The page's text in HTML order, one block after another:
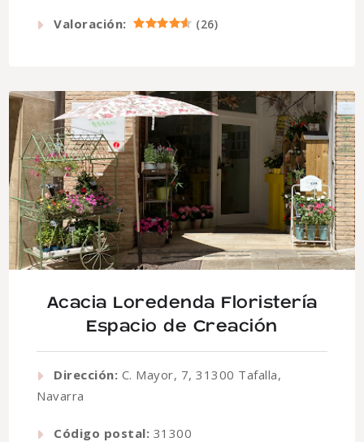
Valoración: (26)
Acacia Loredenda Floristería
Espacio de Creación
Dirección: C. Mayor, 7, 31300 Tafalla,
Navarra
Código postal: 31300